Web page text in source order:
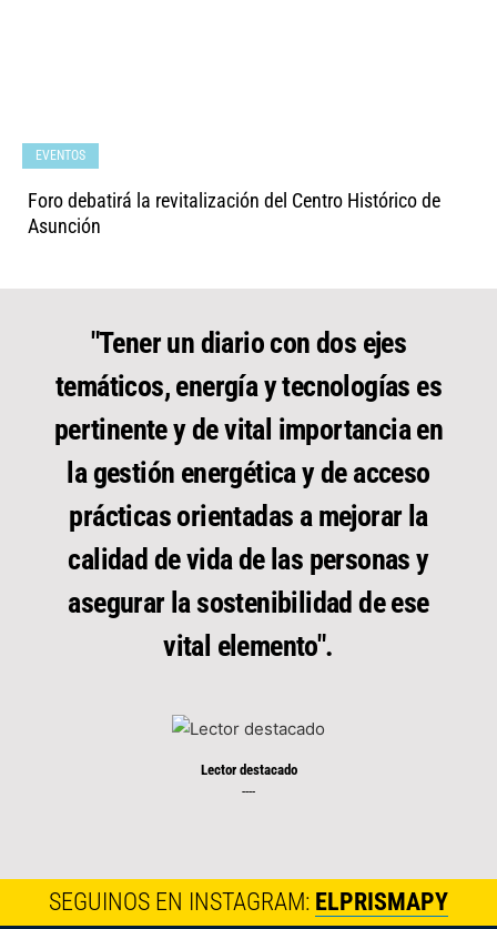
Foro debatirá la revitalización del Centro Histórico de
Asunción
EVENTOS
"Tener un diario con dos ejes
temáticos, energía y tecnologías es
pertinente y de vital importancia en
la gestión energética y de acceso
prácticas orientadas a mejorar la
calidad de vida de las personas y
asegurar la sostenibilidad de ese
vital elemento".
Lector destacado
----
SEGUINOS EN INSTAGRAM: ELPRISMAPY